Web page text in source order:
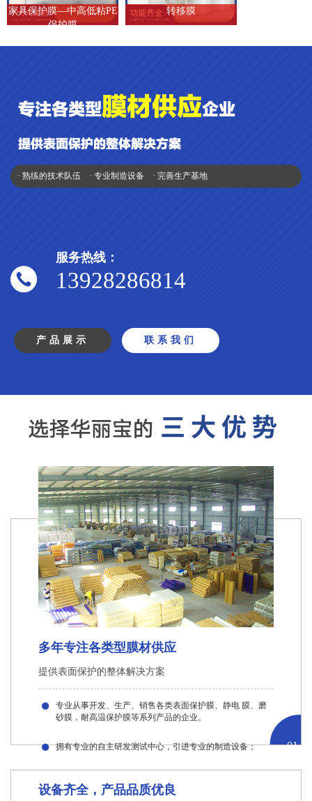
家具保护膜—中高低粘PE
保护膜
转移膜
· 熟练的技术队伍 · 专业制造设备 · 完善生产基地
服务热线：
13928286814
产品展示 联系我们
多年专注各类型膜材供应
提供表面保护的整体解决方案
专业从事开发、生产、销售各类表面保护膜、静电 膜、磨
砂膜，耐高温保护膜等系列产品的企业。
拥有专业的自主研发测试中心，引进专业的制造设备； 01
设备齐全，产品品质优良